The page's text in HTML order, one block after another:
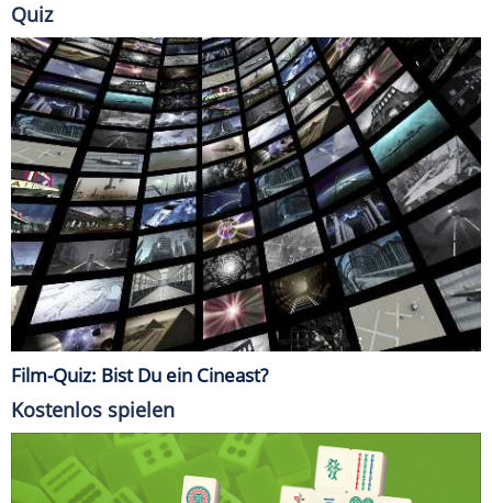
Quiz
Film-Quiz: Bist Du ein Cineast?
Kostenlos spielen